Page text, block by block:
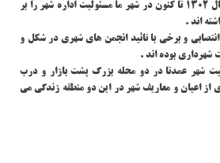
کنار آن شهرداران زیادی از سال 1302 تا کنون در شهر ما مسئولیت اداره شهر را بر
اند .
و برخی با تائید انجمن های شهری در شکل و
شهرداری بوده اند .
شهر عمدتا در دو محله بزرگ پشت بازار و درب
از اعیان و معاریف شهر در این دو منطقه زندگی می